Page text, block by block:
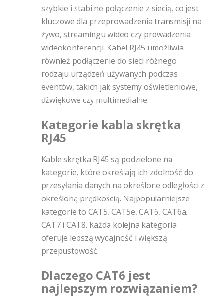
szybkie i stabilne połączenie z siecią, co jest
kluczowe dla przeprowadzenia transmisji na
żywo, streamingu wideo czy prowadzenia
wideokonferencji. Kabel RJ45 umożliwia
również podłączenie do sieci różnego
rodzaju urządzeń używanych podczas
eventów, takich jak systemy oświetleniowe,
dźwiękowe czy multimedialne.
Kategorie kabla skrętka
RJ45
Kable skrętka RJ45 są podzielone na
kategorie, które określają ich zdolność do
przesyłania danych na określone odległości z
określoną prędkością. Najpopularniejsze
kategorie to CAT5, CAT5e, CAT6, CAT6a,
CAT7 i CAT8. Każda kolejna kategoria
oferuje lepszą wydajność i większą
przepustowość.
Dlaczego CAT6 jest
najlepszym rozwiązaniem?